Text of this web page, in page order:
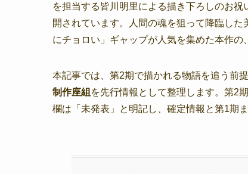
を担当する皆川明里による描き下ろしのお
開されています。人間の魂を狙って降臨し
にチョロい」ギャップが人気を集めた本作の
本記事では、第2期で描かれる物語を追う前提
制作座組 を先行情報として整理します。第2
欄は「未発表」と明記し、確定情報と第1期